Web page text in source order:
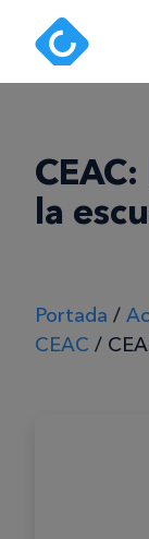
la
Portada /
CEAC /